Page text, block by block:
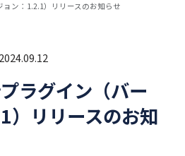
ン：1.2.1）リリースのお知らせ
2024.09.12
ラグイン（バー
）リリースのお知